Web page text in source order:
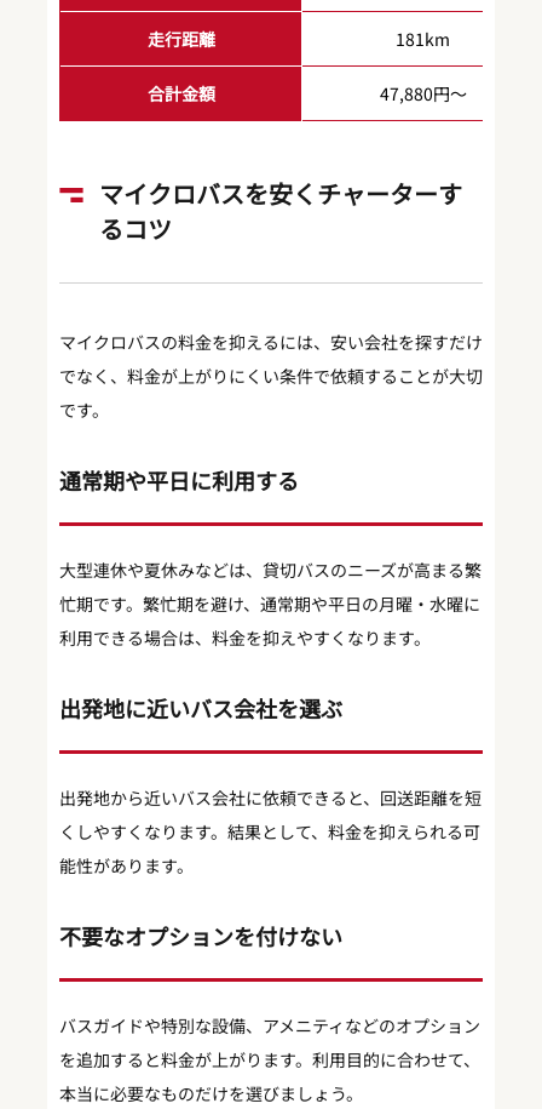
走行距離 181km
合計金額 47,880円〜
マイクロバスを安くチャーターす
るコツ
マイクロバスの料金を抑えるには、安い会社を探すだけ
でなく、料金が上がりにくい条件で依頼することが大切
です。
通常期や平日に利用する
大型連休や夏休みなどは、貸切バスのニーズが高まる繁
忙期です。繁忙期を避け、通常期や平日の月曜・水曜に
利用できる場合は、料金を抑えやすくなります。
出発地に近いバス会社を選ぶ
出発地から近いバス会社に依頼できると、回送距離を短
くしやすくなります。結果として、料金を抑えられる可
能性があります。
不要なオプションを付けない
バスガイドや特別な設備、アメニティなどのオプション
を追加すると料金が上がります。利用目的に合わせて、
本当に必要なものだけを選びましょう。